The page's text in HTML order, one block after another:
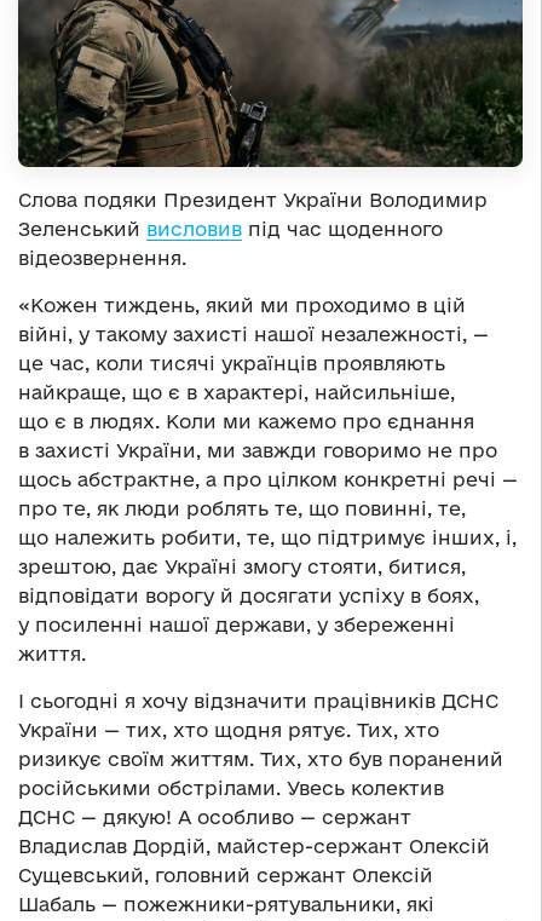
Слова подяки Президент України Володимир
Зеленський висловив під час щоденного
відеозвернення.
«Кожен тиждень, який ми проходимо в цій
війні, у такому захисті нашої незалежності, —
це час, коли тисячі українців проявляють
найкраще, що є в характері, найсильніше,
що є в людях. Коли ми кажемо про єднання
в захисті України, ми завжди говоримо не про
щось абстрактне, а про цілком конкретні речі —
про те, як люди роблять те, що повинні, те,
що належить робити, те, що підтримує інших, і,
зрештою, дає Україні змогу стояти, битися,
відповідати ворогу й досягати успіху в боях,
у посиленні нашої держави, у збереженні
життя.
І сьогодні я хочу відзначити працівників ДСНС
України — тих, хто щодня рятує. Тих, хто
ризикує своїм життям. Тих, хто був поранений
російськими обстрілами. Увесь колектив
ДСНС — дякую! А особливо — сержант
Владислав Дордій, майстер-сержант Олексій
Сущевський, головний сержант Олексій
Шабаль — пожежники-рятувальники, які